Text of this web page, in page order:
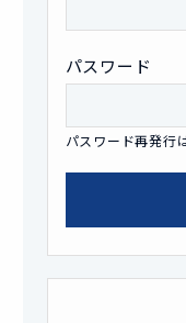
パスワード
パスワード再発行